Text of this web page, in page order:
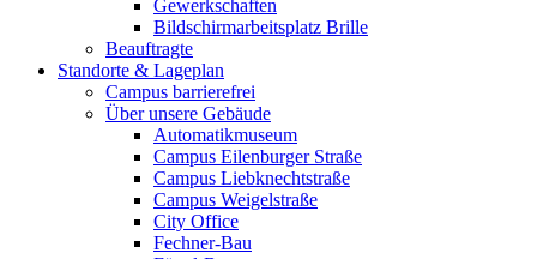
Gewerkschaften
Bildschirmarbeitsplatz Brille
Beauftragte
Standorte & Lageplan
Campus barrierefrei
Über unsere Gebäude
Automatikmuseum
Campus Eilenburger Straße
Campus Liebknechtstraße
Campus Weigelstraße
City Office
Fechner-Bau